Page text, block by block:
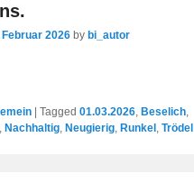
Februar 2026 by bi_autor
| Tagged 01.03.2026 Beselich
Nachhaltig Neugierig Runkel Trödel